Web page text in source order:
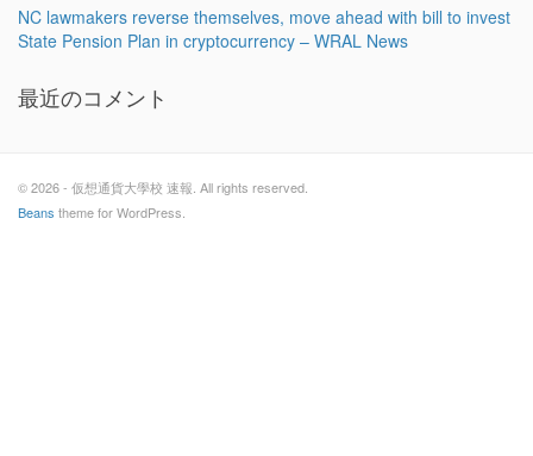
NC lawmakers reverse themselves, move ahead with bill to invest
State Pension Plan in cryptocurrency – WRAL News
最近のコメント
© 2026 - 仮想通貨大學校 速報. All rights reserved.
Beans theme for WordPress.